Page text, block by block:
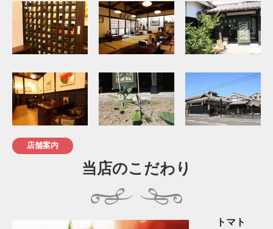
店舗案内
当店のこだわり
トマト